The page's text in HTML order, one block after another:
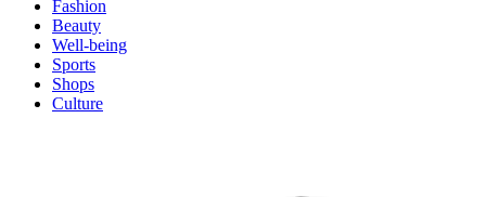
Fashion
Beauty
Well-being
Sports
Shops
Culture